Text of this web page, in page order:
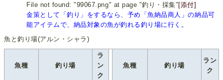
File not found: "99067.png" at page "釣り・採集" [添付]
金策として「釣り」をするなら、予め「魚納品商人」の納品可
能アイテムで、納品対象の魚が釣れる釣り場に行く。
魚と釣り場(アルン・シャラ)
魚種 釣り場
ラ
ン
ク
魚種 釣り場
ラン
ク